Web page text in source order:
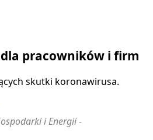
pracowników i firm
skutki koronawirusa.
i Energii -